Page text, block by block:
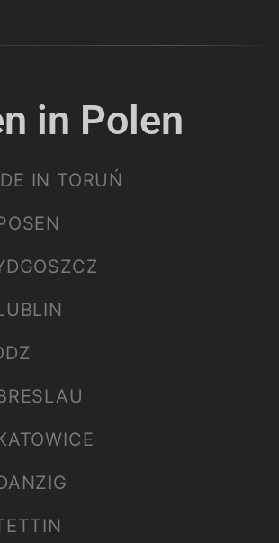
in Polen
IN TORUŃ